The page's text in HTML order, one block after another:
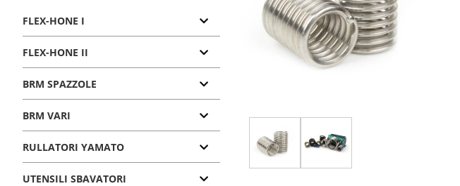
FLEX-HONE I
FLEX-HONE II
BRM SPAZZOLE
BRM VARI
RULLATORI YAMATO
UTENSILI SBAVATORI